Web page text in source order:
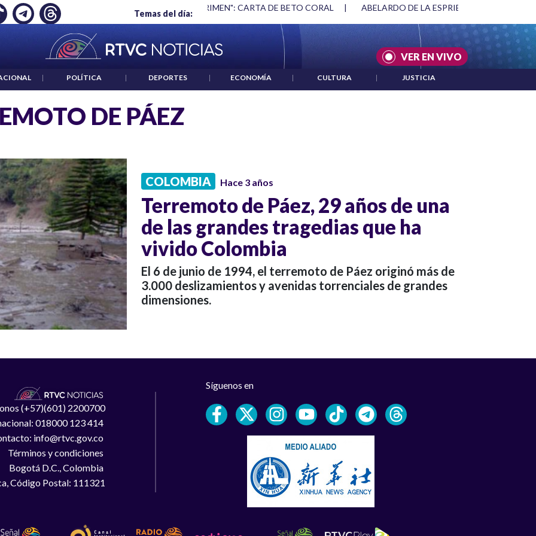
Temas del día:
EMPLEO: JP MORGAN "HABLAR NO ES UN CRIMEN": CARTA DE BETO CORAL | ABELARDO DE LA ESPRIELLA Y DMG
VER EN VIVO
| POLÍTICA | DEPORTES | ECONOMÍA | CULTURA | JUSTICIA
DE PÁEZ
COLOMBIA Hace 3 años
Terremoto de Páez, 29 años de una
de las grandes tragedias que ha
vivido Colombia
El 6 de junio de 1994, el terremoto de Páez originó más de
3.000 deslizamientos y avenidas torrenciales de grandes
dimensiones.
(+57)(601) 2200700
018000 123 414
info@rtvc.gov.co
Términos y condiciones
Bogotá D.C., Colombia
Código Postal: 111321
Síguenos en